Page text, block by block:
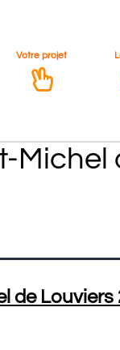
Votre projet
Michel
de Louviers